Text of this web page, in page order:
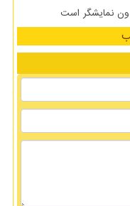
نمایشگر است